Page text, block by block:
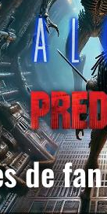
de